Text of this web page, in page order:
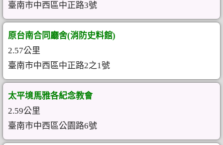
臺南市中西區中正路3號
原台南合同廳舍(消防史料館)
2.57公里
臺南市中西區中正路2之1號
太平境馬雅各紀念教會
2.59公里
臺南市中西區公園路6號